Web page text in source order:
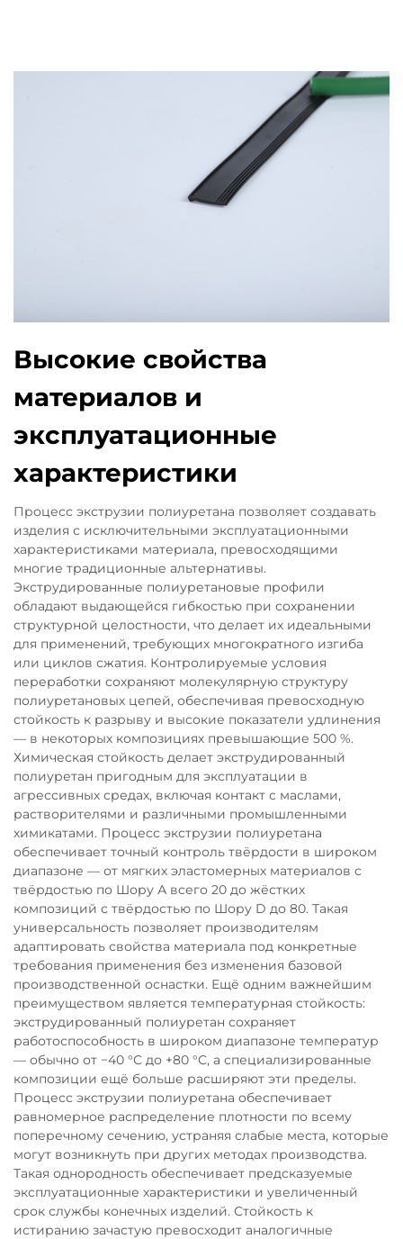
Высокие свойства
материалов и
эксплуатационные
характеристики
Процесс экструзии полиуретана позволяет создавать
изделия с исключительными эксплуатационными
характеристиками материала, превосходящими
многие традиционные альтернативы.
Экструдированные полиуретановые профили
обладают выдающейся гибкостью при сохранении
структурной целостности, что делает их идеальными
для применений, требующих многократного изгиба
или циклов сжатия. Контролируемые условия
переработки сохраняют молекулярную структуру
полиуретановых цепей, обеспечивая превосходную
стойкость к разрыву и высокие показатели удлинения
— в некоторых композициях превышающие 500 %.
Химическая стойкость делает экструдированный
полиуретан пригодным для эксплуатации в
агрессивных средах, включая контакт с маслами,
растворителями и различными промышленными
химикатами. Процесс экструзии полиуретана
обеспечивает точный контроль твёрдости в широком
диапазоне — от мягких эластомерных материалов с
твёрдостью по Шору А всего 20 до жёстких
композиций с твёрдостью по Шору D до 80. Такая
универсальность позволяет производителям
адаптировать свойства материала под конкретные
требования применения без изменения базовой
производственной оснастки. Ещё одним важнейшим
преимуществом является температурная стойкость:
экструдированный полиуретан сохраняет
работоспособность в широком диапазоне температур
— обычно от −40 °C до +80 °C, а специализированные
композиции ещё больше расширяют эти пределы.
Процесс экструзии полиуретана обеспечивает
равномерное распределение плотности по всему
поперечному сечению, устраняя слабые места, которые
могут возникнуть при других методах производства.
Такая однородность обеспечивает предсказуемые
эксплуатационные характеристики и увеличенный
срок службы конечных изделий. Стойкость к
истиранию зачастую превосходит аналогичные